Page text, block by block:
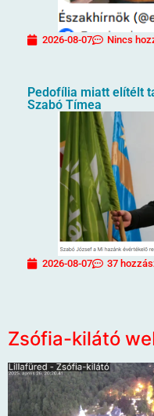
2026-08-07 Nincs
Pedofília miatt elítélt
Szabó Tímea
2026-08-07 37
Zsófia-kilátó